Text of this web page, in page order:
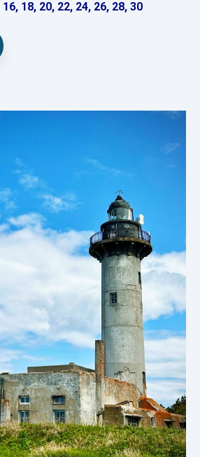
18, 20, 22, 24, 26, 28, 30